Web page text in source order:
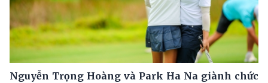
Nguyễn Trọng Hoàng và Park Ha Na giành chức